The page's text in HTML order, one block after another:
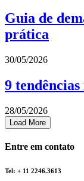
Guia de
prática
30/05/2026
9
28/05/2026
Load More
Entre em contato
Tel: + 11 2246.3613